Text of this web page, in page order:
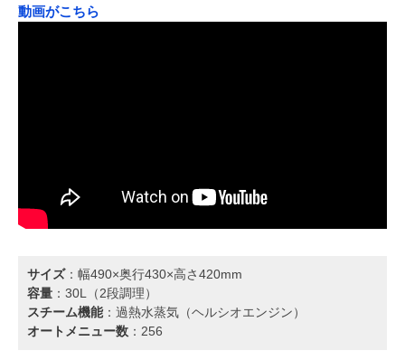
動画がこちら
サイズ：幅490×奥行430×高さ420mm
容量 ：30L（2段調理）
スチーム機能：過熱水蒸気（ヘルシオエンジン）
オートメニュー数 ：256